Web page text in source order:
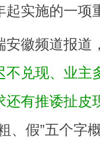
起实施的一项
安徽频道报道
不兑现、业主
还有推诿扯皮
、假”五个字